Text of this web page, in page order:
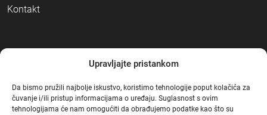
Upravljajte pristankom
Da bismo pružili najbolje iskustvo, koristimo tehnologije poput kolačića za
čuvanje i/ili pristup informacijama o uređaju. Suglasnost s ovim
tehnologijama će nam omogućiti da obrađujemo podatke kao što su
Kontakt